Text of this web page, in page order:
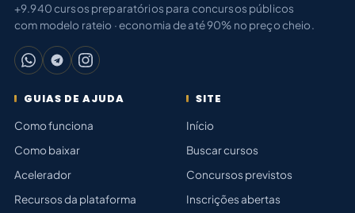
+9.940 cursos preparatórios para concursos públicos
com modelo rateio · economia de até 90% no preço cheio.
GUIAS DE AJUDA
Como funciona
Como baixar
Acelerador
Recursos da plataforma
SITE
Início
Buscar cursos
Concursos previstos
Inscrições abertas